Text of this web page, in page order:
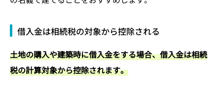
借入金は相続税の対象から控除される
土地の購入や建築時に借入金をする場合、借入金は相続
税の計算対象から控除されます。